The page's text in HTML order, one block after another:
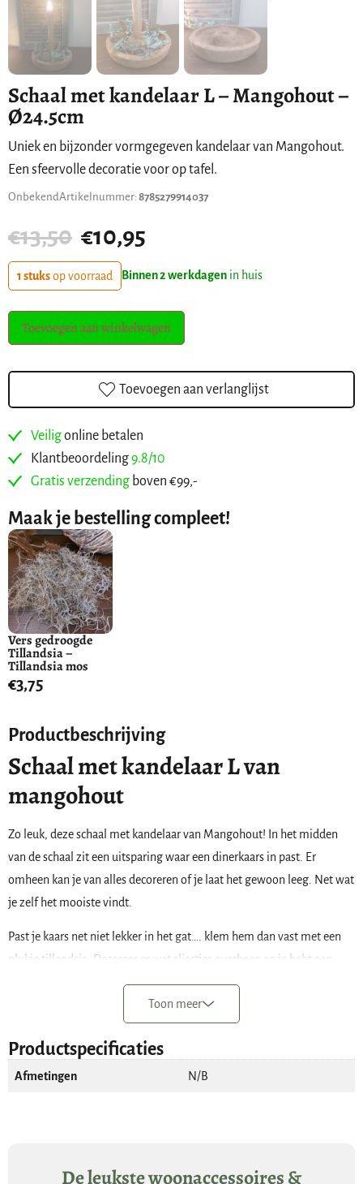
Schaal met kandelaar L – Mangohout –
Ø24.5cm
Uniek en bijzonder vormgegeven kandelaar van Mangohout.
Een sfeervolle decoratie voor op tafel.
OnbekendArtikelnummer: 8785279914037
€13,50 €10,95
1 stuksop voorraad Binnen 2 werkdagen in huis
Toevoegen aan winkelwagen
Toevoegen aan verlanglijst
Veiligonline betalen
Klantbeoordeling9.8/10
Gratis verzendingboven €99,-
Productbeschrijving
Schaal met kandelaar L van
mangohout
Zo leuk, deze schaal met kandelaar van Mangohout! In het midden
van de schaal zit een uitsparing waar een dinerkaars in past. Er
omheen kan je van alles decoreren of je laat het gewoon leeg. Net wat
je zelf het mooiste vindt.
Past je kaars net niet lekker in het gat…. klem hem dan vast met een
plukje tillandsia. Decoreer er wat sliertjes overheen en je hebt een
prachtige landelijke decoratie staan.
rand is 5 cm hoog. Hout is een natuurproduct, hierdoor verschillen de
kleurnuances per item en heeft elk exemplaar zijn eigen tekening en
reliëf.
Toon meer
Productspecificaties
Afmetingen N/B
Maak je bestelling compleet!
Vers gedroogde
Tillandsia –
Tillandsia mos
€3,75
De leukste woonaccessoires &